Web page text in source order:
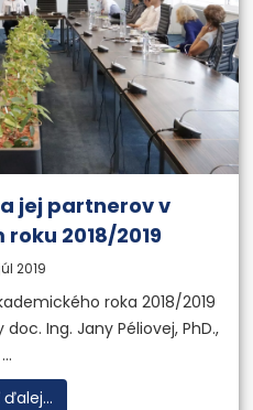
jej partnerov v
2018/2019
2019
roka 2018/2019
Ing. Jany Péliovej, PhD.,
...